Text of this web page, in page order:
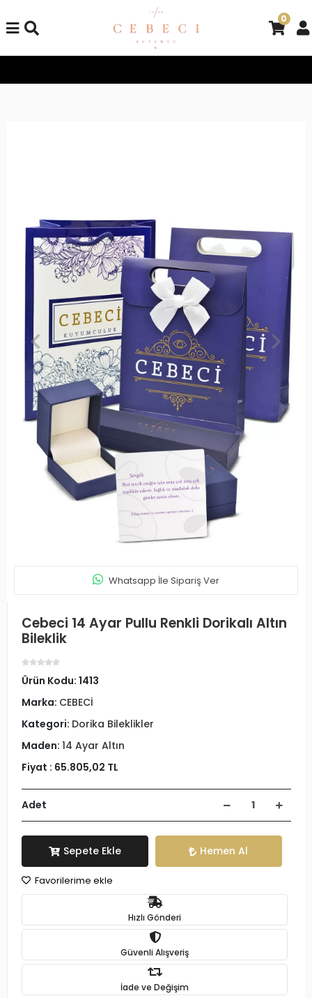
0
Whatsapp İle Sipariş Ver
Cebeci 14 Ayar Pullu Renkli Dorikalı Altın
Bileklik
Ürün Kodu: 1413
Marka: CEBECİ
Kategori: Dorika Bileklikler
Maden: 14 Ayar Altın
Fiyat : 65.805,02 TL
Adet
Sepete Ekle Hemen Al
Favorilerime ekle
Hızlı Gönderi
Güvenli Alışveriş
İade ve Değişim